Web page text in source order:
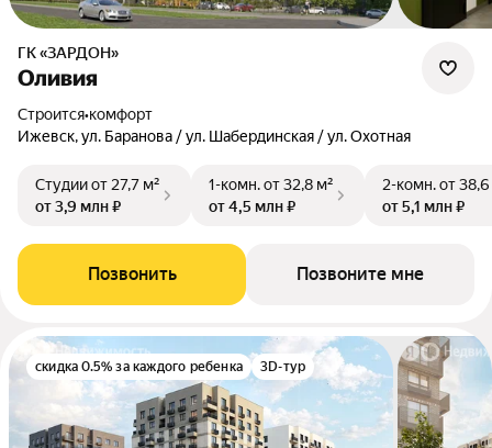
ГК «ЗАРДОН»
Оливия
Строится•комфорт
Ижевск, ул. Баранова / ул. Шабердинская / ул. Охотная
Студииот 27,7 м²
от 3,9 млн ₽
1-комн.от 32,8 м²
от 4,5 млн ₽
2-комн.от
от 5,1 млн ₽
Позвонить Позвоните мне
скидка 0.5% за каждого ребенка 3D-тур